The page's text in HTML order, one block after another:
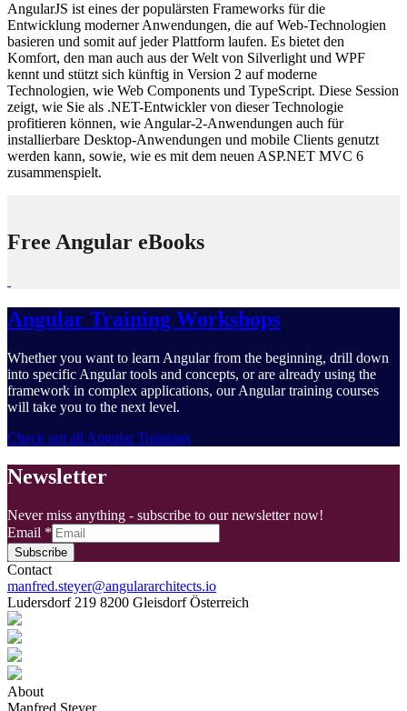
AngularJS ist eines der populärsten Frameworks für die
Entwicklung moderner Anwendungen, die auf Web-Technologien
basieren und somit auf jeder Plattform laufen. Es bietet den
Komfort, den man auch aus der Welt von Silverlight und WPF
kennt und stützt sich künftig in Version 2 auf moderne
Technologien, wie Web Components und TypeScript. Diese Session
zeigt, wie Sie als .NET-Entwickler von dieser Technologie
profitieren können, wie Angular-2-Anwendungen auch für
installierbare Desktop-Anwendungen und mobile Clients genutzt
werden kann, sowie, wie es mit dem neuen ASP.NET MVC 6
zusammenspielt.
Free Angular eBooks
Angular Training Workshops
Whether you want to learn Angular from the beginning, drill down
into specific Angular tools and concepts, or are already using the
framework in complex applications, our Angular training courses
will take you to the next level.
Check out all Angular Trainings
Newsletter
Never miss anything - subscribe to our newsletter now!
Email *
Subscribe
Contact
manfred.steyer@angulararchitects.io
Ludersdorf 219 8200 Gleisdorf Österreich
About
Manfred Steyer